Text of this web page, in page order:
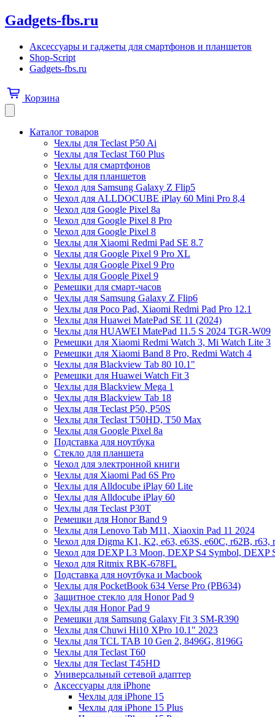
Gadgets-fbs.ru
Аксессуары и гаджеты для смартфонов и планшетов
Shop-Script
Gadgets-fbs.ru
Корзина
Каталог товаров
Чехлы для Teclast P50 Ai
Чехлы для Teclast T60 Plus
Чехлы для смартфонов
Чехлы для планшетов
Чехол для Samsung Galaxy Z Flip5
Чехол для ALLDOCUBE iPlay 60 Mini Pro 8,4
Чехол для Google Pixel 8a
Чехол для Google Pixel 8 Pro
Чехол для Google Pixel 8
Чехлы для Xiaomi Redmi Pad SE 8.7
Чехлы для Google Pixel 9 Pro XL
Чехлы для Google Pixel 9 Pro
Чехлы для Google Pixel 9
Ремешки для смарт-часов
Чехлы для Samsung Galaxy Z Flip6
Чехлы для Poco Pad, Xiaomi Redmi Pad Pro 12.1
Чехлы для Huawei MatePad SE 11 (2024)
Чехлы для HUAWEI MatePad 11.5 S 2024 TGR-W09
Ремешки для Xiaomi Redmi Watch 3, Mi Watch Lite 3
Ремешки для Xiaomi Band 8 Pro, Redmi Watch 4
Чехлы для Blackview Tab 80 10.1"
Ремешки для Huawei Watch Fit 3
Чехлы для Blackview Mega 1
Чехлы для Blackview Tab 18
Чехлы для Teclast P50, P50S
Чехлы для Teclast T50HD, T50 Max
Чехлы для Google Pixel 8a
Подставка для ноутбука
Стекло для планшета
Чехол для электронной книги
Чехлы для Xiaomi Pad 6S Pro
Чехлы для Alldocube iPlay 60 Lite
Чехлы для Alldocube iPlay 60
Чехлы для Teclast P30T
Ремешки для Honor Band 9
Чехлы для Lenovo Tab M11, Xiaoxin Pad 11 2024
Чехол для Digma K1, K2, e63, e63S, e60C, r62B, r63,
Чехол для DEXP L3 Moon, DEXP S4 Symbol, DEXP
Чехол для Ritmix RBK-678FL
Подставка для ноутбука и Macbook
Чехлы для PocketBook 634 Verse Pro (PB634)
Защитное стекло для Honor Pad 9
Чехлы для Honor Pad 9
Ремешки для Samsung Galaxy Fit 3 SM-R390
Чехлы для Chuwi Hi10 XPro 10.1" 2023
Чехлы для TCL TAB 10 Gen 2, 8496G, 8196G
Чехлы для Teclast T60
Чехлы для Teclast T45HD
Универсальный сетевой адаптер
Аксессуары для iPhone
Чехлы для iPhone 15
Чехлы для iPhone 15 Plus